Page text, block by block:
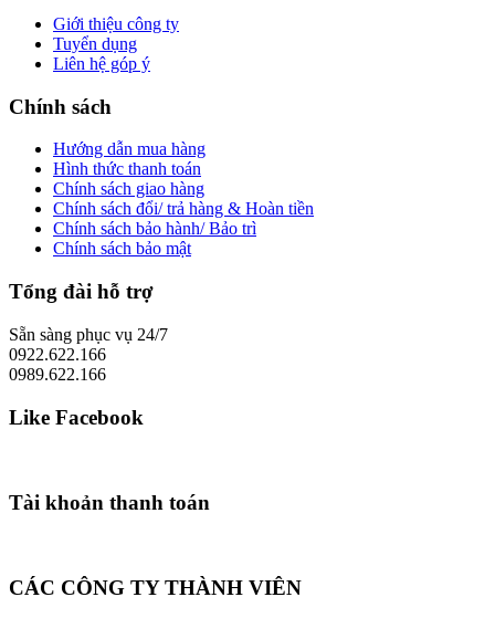
Giới thiệu công ty
Tuyển dụng
Liên hệ góp ý
Chính sách
Hướng dẫn mua hàng
Hình thức thanh toán
Chính sách giao hàng
Chính sách đổi/ trả hàng & Hoàn tiền
Chính sách bảo hành/ Bảo trì
Chính sách bảo mật
Tổng đài hỗ trợ
Sẵn sàng phục vụ 24/7
0922.622.166
0989.622.166
Like Facebook
Tài khoản thanh toán
CÁC CÔNG TY THÀNH VIÊN